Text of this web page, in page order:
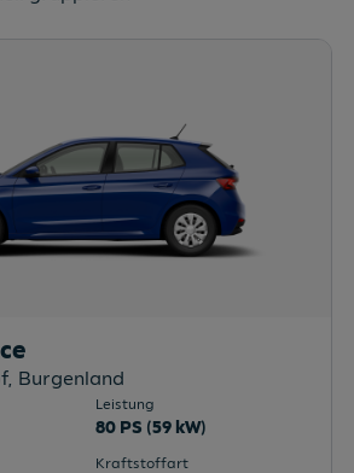
, Burgenland
Leistung
80 PS (59 kW)
Kraftstoffart